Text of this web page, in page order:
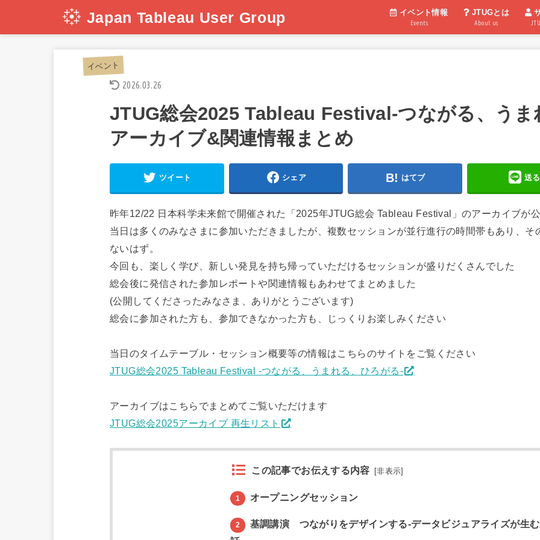
Japan Tableau User Group イベント情報
Events
JTUGとは
About us
イベント
2026.03.26
JTUG総会2025 Tableau Festival-つながる、うま
アーカイブ&関連情報まとめ
ツイート シェア はてブ 送る
昨年12/22 日本科学未来館で開催された「2025年JTUG総会 Tableau Festival」のアーカイブが
当日は多くのみなさまに参加いただきましたが、複数セッションが並行進行の時間帯もあり、
ないはず。
今回も、楽しく学び、新しい発見を持ち帰っていただけるセッションが盛りだくさんでした
総会後に発信された参加レポートや関連情報もあわせてまとめました
(公開してくださったみなさま、ありがとうございます)
総会に参加された方も、参加できなかった方も、じっくりお楽しみください
当日のタイムテーブル・セッション概要等の情報はこちらのサイトをご覧ください
JTUG総会2025 Tableau Festival -つながる、うまれる、ひろがる-
アーカイブはこちらでまとめてご覧いただけます
JTUG総会2025アーカイブ 再生リスト
この記事でお伝えする内容 [非表示
1 オープニングセッション
2
基調講演 つながりをデザインする-データビジュアライズが生